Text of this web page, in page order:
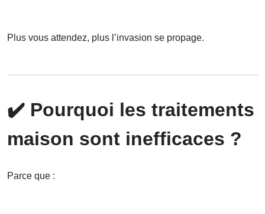
Plus vous attendez, plus l’invasion se propage.
✔️ Pourquoi les traitements
maison sont inefficaces ?
Parce que :